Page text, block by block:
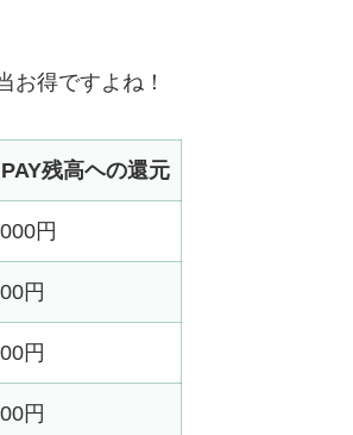
お得ですよね！
残高ヘの還元
円
円
円
円